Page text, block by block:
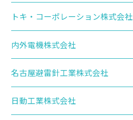
トキ・コーポレーション株式会社
内外電機株式会社
名古屋避雷針工業株式会社
日動工業株式会社